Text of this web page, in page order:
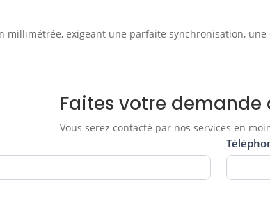
millimétrée, exigeant une parfaite synchronisation,
Faites votre demande
Vous serez contacté par nos services en